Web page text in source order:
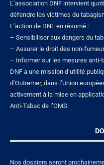
L’association DNF intervient
défendre les victimes du
L’action de DNF en résumé :
– Sensibiliser aux dangers du
– Assurer le droit des non-
– Informer sur les mesures anti-
DNF a une mission d’utilité
d’Outremer, dans l’Union
activement à la mise en
Anti-Tabac de l’OMS.
Nos dossiers seront